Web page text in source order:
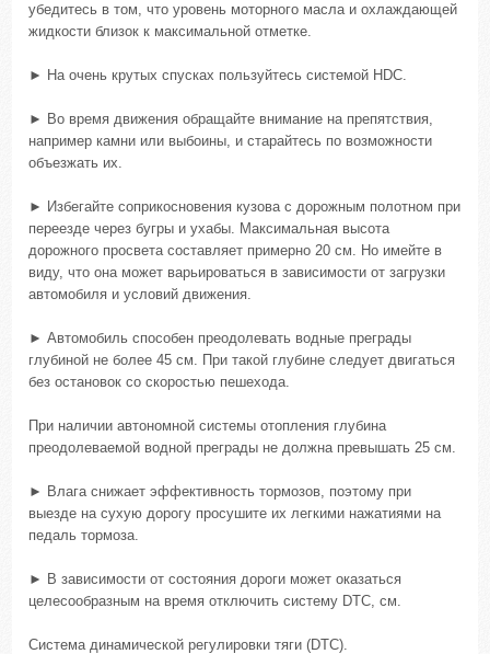
убедитесь в том, что уровень моторного масла и охлаждающей
жидкости близок к максимальной отметке.
► На очень крутых спусках пользуйтесь системой HDC.
► Во время движения обращайте внимание на препятствия,
например камни или выбоины, и старайтесь по возможности
объезжать их.
► Избегайте соприкосновения кузова с дорожным полотном при
переезде через бугры и ухабы. Максимальная высота
дорожного просвета составляет примерно 20 см. Но имейте в
виду, что она может варьироваться в зависимости от загрузки
автомобиля и условий движения.
► Автомобиль способен преодолевать водные преграды
глубиной не более 45 см. При такой глубине следует двигаться
без остановок со скоростью пешехода.
При наличии автономной системы отопления глубина
преодолеваемой водной преграды не должна превышать 25 см.
► Влага снижает эффективность тормозов, поэтому при
выезде на сухую дорогу просушите их легкими нажатиями на
педаль тормоза.
► В зависимости от состояния дороги может оказаться
целесообразным на время отключить систему DTC, см.
Система динамической регулировки тяги (DTC).